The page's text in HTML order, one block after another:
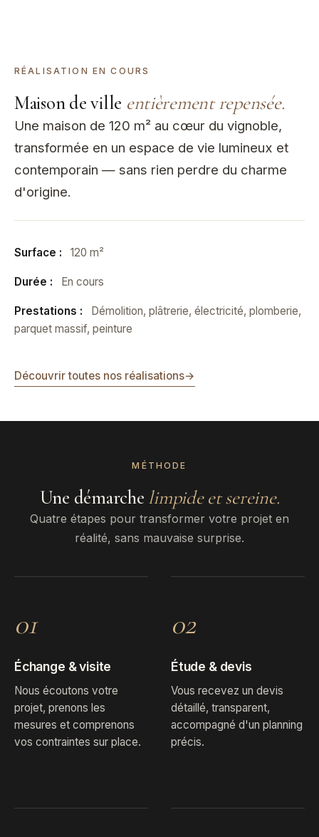
RÉALISATION EN COURS
Maison de ville entièrement repensée.
Une maison de 120 m² au cœur du vignoble,
transformée en un espace de vie lumineux et
contemporain — sans rien perdre du charme
d'origine.
Surface : 120 m²
Durée : En cours
Prestations :
Démolition, plâtrerie, électricité, plomberie,
parquet massif, peinture
Découvrir toutes nos réalisations→
MÉTHODE
Une démarche limpide et sereine.
Quatre étapes pour transformer votre projet en
réalité, sans mauvaise surprise.
01
Échange & visite
Nous écoutons votre
projet, prenons les
mesures et comprenons
vos contraintes sur place.
02
Étude & devis
Vous recevez un devis
détaillé, transparent,
accompagné d'un planning
précis.